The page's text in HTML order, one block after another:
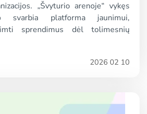
„Švyturio arenoje“ vykęs
svarbia platforma jaunimui,
sprendimus dėl tolimesnių
2026 02 10